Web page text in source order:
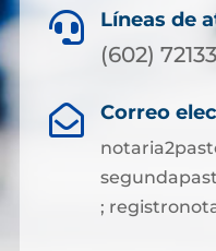
 Líneas de
(602)
 Correo
;